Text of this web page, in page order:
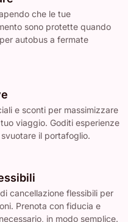
che le tue
sono protette quando
autobus a fermate
e sconti per massimizzare
viaggio. Goditi esperienze
il portafoglio.
cancellazione flessibili per
Prenota con fiducia e
in modo semplice.